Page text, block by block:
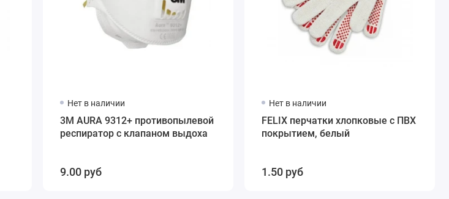
Нет в наличии
3М AURA 9312+ противопылевой
респиратор с клапаном выдоха
9.00 руб
Нет в наличии
FELIX перчатки хлопковые с ПВХ
покрытием, белый
1.50 руб